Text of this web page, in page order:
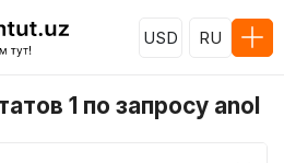
USD RU
1 по запросу anol